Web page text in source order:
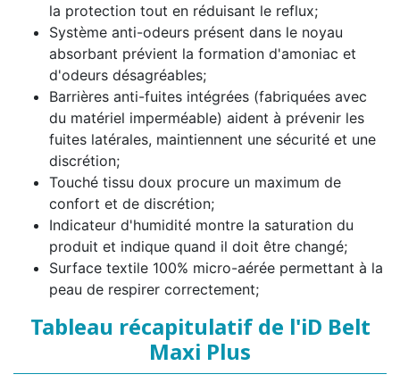
la protection tout en réduisant le reflux;
Système anti-odeurs présent dans le noyau
absorbant prévient la formation d'amoniac et
d'odeurs désagréables;
Barrières anti-fuites intégrées (fabriquées avec
du matériel imperméable) aident à prévenir les
fuites latérales, maintiennent une sécurité et une
discrétion;
Touché tissu doux procure un maximum de
confort et de discrétion;
Indicateur d'humidité montre la saturation du
produit et indique quand il doit être changé;
Surface textile 100% micro-aérée permettant à la
peau de respirer correctement;
Tableau récapitulatif de l'iD Belt
Maxi Plus